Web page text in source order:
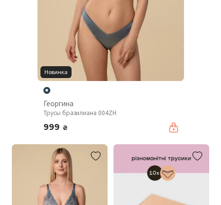
Новинка
Георгина
Трусы бразилиана 004ZH
999 ₴